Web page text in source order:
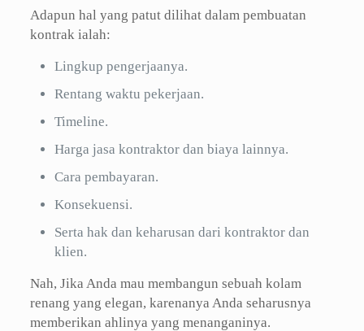
Adapun hal yang patut dilihat dalam pembuatan
kontrak ialah:
Lingkup pengerjaanya.
Rentang waktu pekerjaan.
Timeline.
Harga jasa kontraktor dan biaya lainnya.
Cara pembayaran.
Konsekuensi.
Serta hak dan keharusan dari kontraktor dan
klien.
Nah, Jika Anda mau membangun sebuah kolam
renang yang elegan, karenanya Anda seharusnya
memberikan ahlinya yang menanganinya.